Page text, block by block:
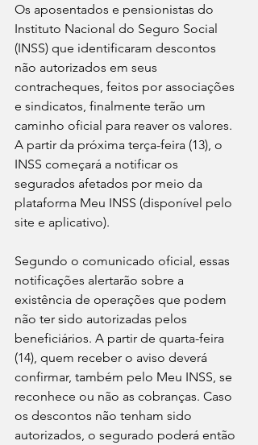
Os aposentados e pensionistas do
Instituto Nacional do Seguro Social
(INSS) que identificaram descontos
não autorizados em seus
contracheques, feitos por associações
e sindicatos, finalmente terão um
caminho oficial para reaver os valores.
A partir da próxima terça-feira (13), o
INSS começará a notificar os
segurados afetados por meio da
plataforma Meu INSS (disponível pelo
site e aplicativo).
Segundo o comunicado oficial, essas
notificações alertarão sobre a
existência de operações que podem
não ter sido autorizadas pelos
beneficiários. A partir de quarta-feira
(14), quem receber o aviso deverá
confirmar, também pelo Meu INSS, se
reconhece ou não as cobranças. Caso
os descontos não tenham sido
autorizados, o segurado poderá então